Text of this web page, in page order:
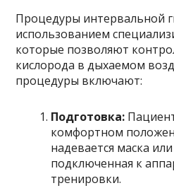
Процедуры интервальной
использованием
которые позволяют
кислорода в дыхаемом
процедуры включают:
Подготовка:
комфортном
надевается маска
подключенная к
тренировки.